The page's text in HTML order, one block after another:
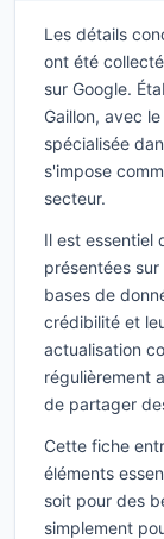
Les détails
ont été
sur Google.
Gaillon, avec
spécialisée
s'impose
secteur.
Il est essentiel
présentées
bases de
crédibilité et
actualisation
régulièrement
de partager
Cette fiche
éléments
soit pour des
simplement